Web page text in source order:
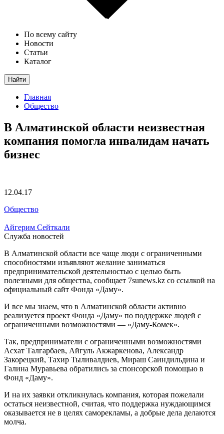
По всему сайту
Новости
Статьи
Каталог
Найти
Главная
Общество
В Алматинской области неизвестная
компания помогла инвалидам начать
бизнес
12.04.17
Общество
Айгерим Сейткали
Служба новостей
В Алматинской области все чаще люди с ограниченными
способностями изъявляют желание заниматься
предпринимательской деятельностью с целью быть
полезными для общества, сообщает 7sunews.kz со ссылкой на
официальный сайт Фонда «Даму».
И все мы знаем, что в Алматинской области активно
реализуется проект Фонда «Даму» по поддержке людей с
ограниченными возможностями — «Даму-Комек».
Так, предприниматели с ограниченными возможностями
Асхат Талгарбаев, Айгуль Акжаркенова, Александр
Закорецкий, Тахир Тыливалдиев, Мираш Саиндильдина и
Галина Муравьева обратились за спонсорской помощью в
Фонд «Даму».
И на их заявки откликнулась компания, которая пожелали
остаться неизвестной, считая, что поддержка нуждающимся
оказывается не в целях саморекламы, а добрые дела делаются
молча.